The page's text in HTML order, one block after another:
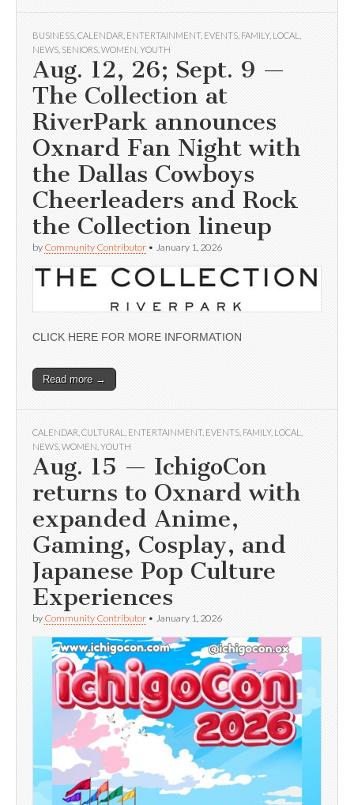
BUSINESS CALENDAR ENTERTAINMENT, EVENTS FAMILY, LOCAL
NEWS SENIORS WOMEN YOUTH
Aug. 12, 26; Sept. 9 —
The Collection at
RiverPark announces
Oxnard Fan Night with
the Dallas Cowboys
Cheerleaders and Rock
the Collection lineup
by Community Contributor • January 1, 2026
CLICK HERE FOR MORE INFORMATION
Read more →
CALENDAR CULTURAL ENTERTAINMENT, EVENTS FAMILY, LOCAL
NEWS WOMEN YOUTH
Aug. 15 — IchigoCon
returns to Oxnard with
expanded Anime,
Gaming, Cosplay, and
Japanese Pop Culture
Experiences
by Community Contributor • January 1, 2026